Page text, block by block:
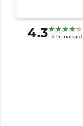
4.3 3 hinnangut